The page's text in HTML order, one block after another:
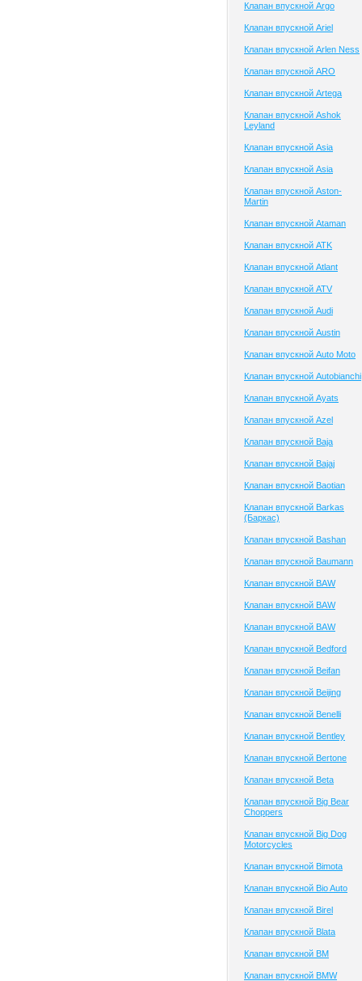
Клапан впускной Argo
Клапан впускной Ariel
Клапан впускной Arlen Ness
Клапан впускной ARO
Клапан впускной Artega
Клапан впускной Ashok
Leyland
Клапан впускной Asia
Клапан впускной Asia
Клапан впускной Aston-
Martin
Клапан впускной Ataman
Клапан впускной ATK
Клапан впускной Atlant
Клапан впускной ATV
Клапан впускной Audi
Клапан впускной Austin
Клапан впускной Auto Moto
Клапан впускной Autobianchi
Клапан впускной Ayats
Клапан впускной Azel
Клапан впускной Baja
Клапан впускной Bajaj
Клапан впускной Baotian
Клапан впускной Barkas
(Баркас)
Клапан впускной Bashan
Клапан впускной Baumann
Клапан впускной BAW
Клапан впускной BAW
Клапан впускной BAW
Клапан впускной Bedford
Клапан впускной Beifan
Клапан впускной Beijing
Клапан впускной Benelli
Клапан впускной Bentley
Клапан впускной Bertone
Клапан впускной Beta
Клапан впускной Big Bear
Choppers
Клапан впускной Big Dog
Motorcycles
Клапан впускной Bimota
Клапан впускной Bio Auto
Клапан впускной Birel
Клапан впускной Blata
Клапан впускной BM
Клапан впускной BMW